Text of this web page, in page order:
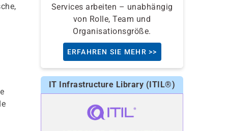
Services arbeiten – unabhängig
von Rolle, Team und
Organisationsgröße.
ERFAHREN SIE MEHR >>
IT Infrastructure Library (ITIL®)